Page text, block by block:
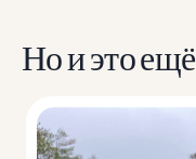
Но и это ещё